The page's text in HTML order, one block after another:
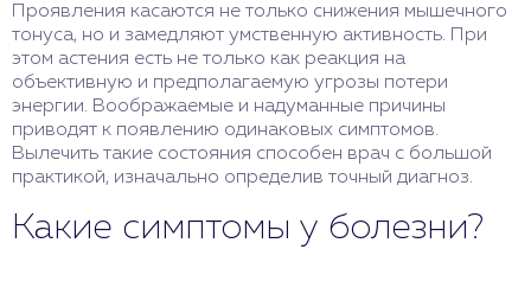
Проявления касаются не только снижения мышечного
тонуса, но и замедляют умственную активность. При
этом астения есть не только как реакция на
объективную и предполагаемую угрозы потери
энергии. Воображаемые и надуманные причины
приводят к появлению одинаковых симптомов.
Вылечить такие состояния способен врач с большой
практикой, изначально определив точный диагноз.
Какие симптомы у болезни?